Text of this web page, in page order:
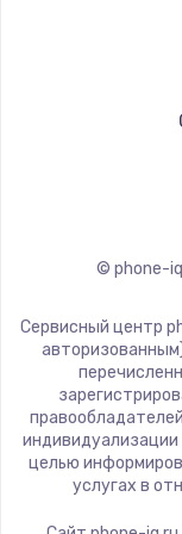
© phone-
Сервисный центр
целью
услугах в